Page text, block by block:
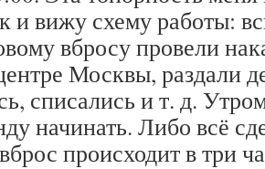
и вижу схему работы:
вбросу провели
Москвы, раздали
списались и т. д.
начинать. Либо всё
происходит в три